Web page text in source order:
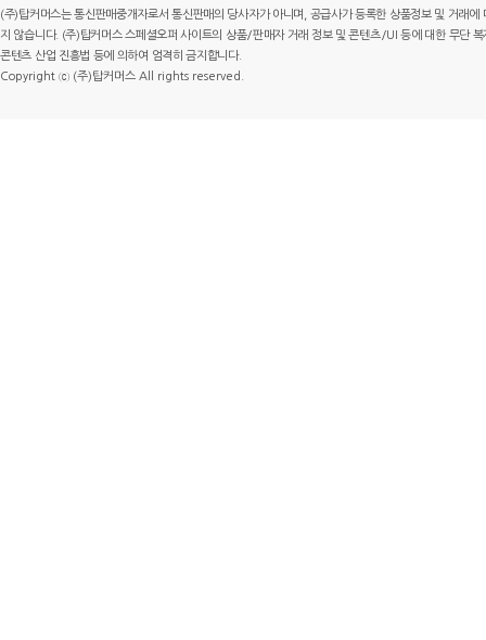
(주)탑커머스는 통신판매중개자로서 통신판매의 당사자가 아니며, 공급사가 등록한 상품정보 및 거래
지 않습니다. (주)탑커머스 스페셜오퍼 사이트의 상품/판매자 거래 정보 및 콘텐츠/UI 등에 대한 무단
콘텐츠 산업 진흥법 등에 의하여 엄격히 금지합니다.
Copyright ⓒ (주)탑커머스 All rights reserved.